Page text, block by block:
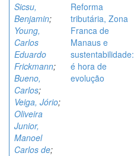
Sicsu,
Benjamin;
Young,
Carlos
Eduardo
Frickmann;
Bueno,
Carlos;
Veiga, Jório;
Oliveira
Junior,
Manoel
Carlos de;
Reforma
tributária, Zona
Franca de
Manaus e
sustentabilidade:
é hora de
evolução